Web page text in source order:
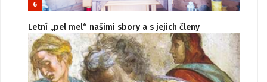
6
Letní „pel mel“ našimi sbory a s jejich členy